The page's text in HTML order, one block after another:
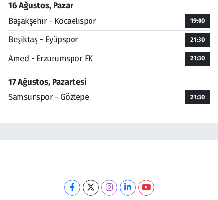
16 Ağustos, Pazar
Başakşehir - Kocaelispor
19:00
Beşiktaş - Eyüpspor 21:30
Amed - Erzurumspor FK 21:30
17 Ağustos, Pazartesi
Samsunspor - Göztepe
21:30